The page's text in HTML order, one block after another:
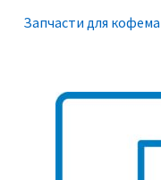
Запчасти для